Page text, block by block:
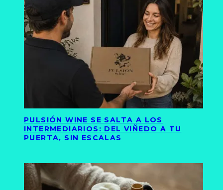
PULSIÓN WINE SE SALTA A LOS
INTERMEDIARIOS: DEL VIÑEDO A TU
PUERTA, SIN ESCALAS